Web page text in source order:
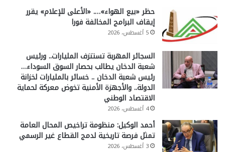
حظر «بيع الهواء»…. «الأعلى للإعلام» يقرر
إيقاف البرامج المخالفة فورا
5 أغسطس، 2026
السجائر المهربة تستنزف المليارات.. ورئيس
شعبة الدخان يطالب بحصار السوق السوداء…
رئيس شعبة الدخان .. خسائر بالمليارات لخزانة
الدولة.. والأجهزة الأمنية تخوض معركة لحماية
الاقتصاد الوطني
4 أغسطس، 2026
أحمد الوكيل: منظومة تراخيص المحال العامة
تمثل فرصة تاريخية لدمج القطاع غير الرسمي
3 أغسطس، 2026